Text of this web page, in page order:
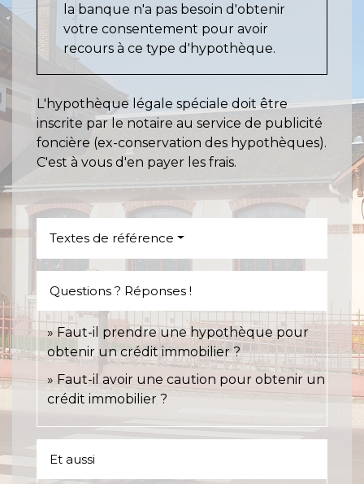
la banque n'a pas besoin d'obtenir
votre consentement pour avoir
recours à ce type d'hypothèque.
L'hypothèque légale spéciale doit être
inscrite par le notaire au service de publicité
foncière (ex-conservation des hypothèques).
C'est à vous d'en payer les frais.
Textes de référence
Questions ? Réponses !
Faut-il prendre une hypothèque pour
obtenir un crédit immobilier ?
Faut-il avoir une caution pour obtenir un
crédit immobilier ?
Et aussi